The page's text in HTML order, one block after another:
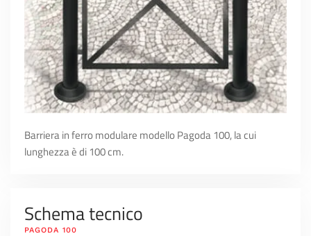
Barriera in ferro modulare modello Pagoda 100, la cui
lunghezza è di 100 cm.
Schema tecnico
PAGODA 100